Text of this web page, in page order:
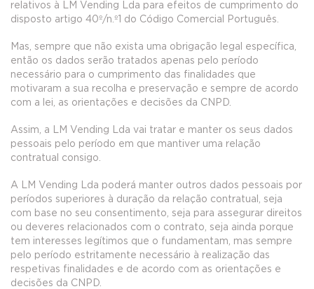
relativos à LM Vending Lda para efeitos de cumprimento do
disposto artigo 40º/n.º1 do Código Comercial Português.
Mas, sempre que não exista uma obrigação legal específica,
então os dados serão tratados apenas pelo período
necessário para o cumprimento das finalidades que
motivaram a sua recolha e preservação e sempre de acordo
com a lei, as orientações e decisões da CNPD.
Assim, a LM Vending Lda vai tratar e manter os seus dados
pessoais pelo período em que mantiver uma relação
contratual consigo.
A LM Vending Lda poderá manter outros dados pessoais por
períodos superiores à duração da relação contratual, seja
com base no seu consentimento, seja para assegurar direitos
ou deveres relacionados com o contrato, seja ainda porque
tem interesses legítimos que o fundamentam, mas sempre
pelo período estritamente necessário à realização das
respetivas finalidades e de acordo com as orientações e
decisões da CNPD.